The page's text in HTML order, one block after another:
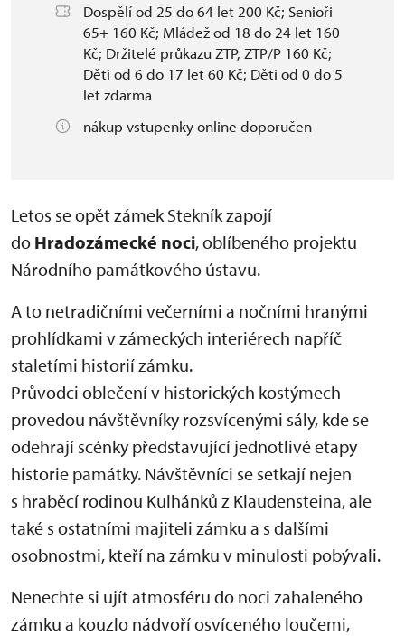
Dospělí od 25 do 64 let 200 Kč; Senioři
65+ 160 Kč; Mládež od 18 do 24 let 160
Kč; Držitelé průkazu ZTP, ZTP/P 160 Kč;
Děti od 6 do 17 let 60 Kč; Děti od 0 do 5
let zdarma
nákup vstupenky online doporučen
Letos se opět zámek Stekník zapojí
do Hradozámecké noci, oblíbeného projektu
Národního památkového ústavu.
A to netradičními večerními a nočními hranými
prohlídkami v zámeckých interiérech napříč
staletími historií zámku.
Průvodci oblečení v historických kostýmech
provedou návštěvníky rozsvícenými sály, kde se
odehrají scénky představující jednotlivé etapy
historie památky. Návštěvníci se setkají nejen
s hraběcí rodinou Kulhánků z Klaudensteina, ale
také s ostatními majiteli zámku a s dalšími
osobnostmi, kteří na zámku v minulosti pobývali.
Nenechte si ujít atmosféru do noci zahaleného
zámku a kouzlo nádvoří osvíceného loučemi,